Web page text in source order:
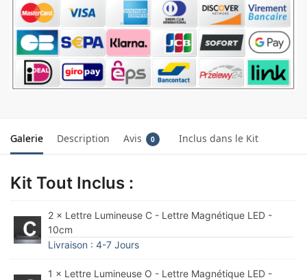
Galerie Description Avis 0 Inclus dans le Kit
Kit Tout Inclus :
2 × Lettre Lumineuse C - Lettre Magnétique LED -
10cm
Livraison : 4-7 Jours
1 × Lettre Lumineuse O - Lettre Magnétique LED -